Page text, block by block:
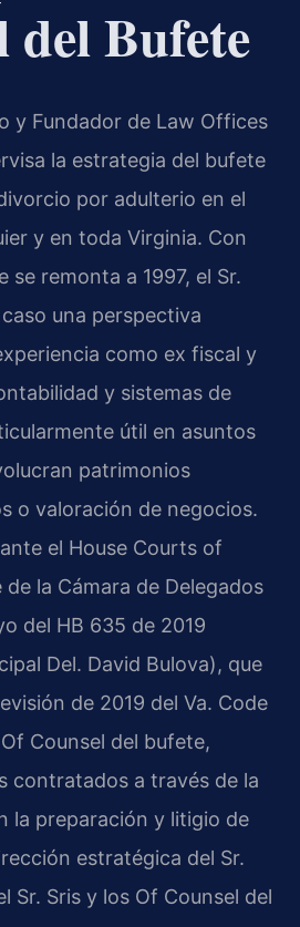
del Bufete
y Fundador de Law Offices
la estrategia del bufete
por adulterio en el
y en toda Virginia. Con
se remonta a 1997, el Sr.
una perspectiva
como ex fiscal y
y sistemas de
útil en asuntos
patrimonios
o valoración de negocios.
el House Courts of
la Cámara de Delegados
del HB 635 de 2019
Del. David Bulova), que
de 2019 del Va. Code
Counsel del bufete,
contratados a través de la
la preparación y litigio de
estratégica del Sr.
Sr. Sris y los Of Counsel del